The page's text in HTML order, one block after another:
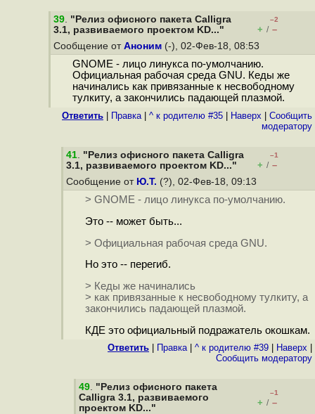
39. "Релиз офисного пакета Calligra
3.1, развиваемого проектом KD..."
–2
+ / –
Сообщение от Аноним (-), 02-Фев-18, 08:53
GNOME - лицо линукса по-умолчанию.
Официальная рабочая среда GNU. Кеды же
начинались как привязанные к несвободному
тулкиту, а закончились падающей плазмой.
Ответить Правка| ^ к родителю #35 Наверх
Cообщить
модератору
41. "Релиз офисного пакета Calligra
3.1, развиваемого проектом KD..."
–1
+ / –
Сообщение от Ю.Т. (?), 02-Фев-18, 09:13
> GNOME - лицо линукса по-умолчанию.
Это -- может быть...
> Официальная рабочая среда GNU.
Но это -- перегиб.
> Кеды же начинались
> как привязанные к несвободному тулкиту, а
закончились падающей плазмой.
КДЕ это официальный подражатель окошкам.
Ответить Правка| ^ к родителю #39 Наверх
Cообщить модератору
49. "Релиз офисного пакета
Calligra 3.1, развиваемого
проектом KD..."
–1
+ / –